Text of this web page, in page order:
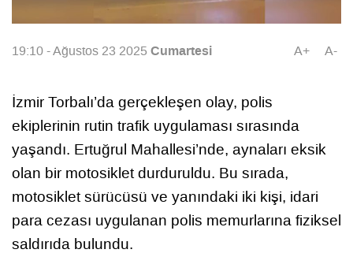
19:10 - Ağustos 23 2025Cumartesi A+ A-
İzmir Torbalı’da gerçekleşen olay, polis
ekiplerinin rutin trafik uygulaması sırasında
yaşandı. Ertuğrul Mahallesi’nde, aynaları eksik
olan bir motosiklet durduruldu. Bu sırada,
motosiklet sürücüsü ve yanındaki iki kişi, idari
para cezası uygulanan polis memurlarına fiziksel
saldırıda bulundu.